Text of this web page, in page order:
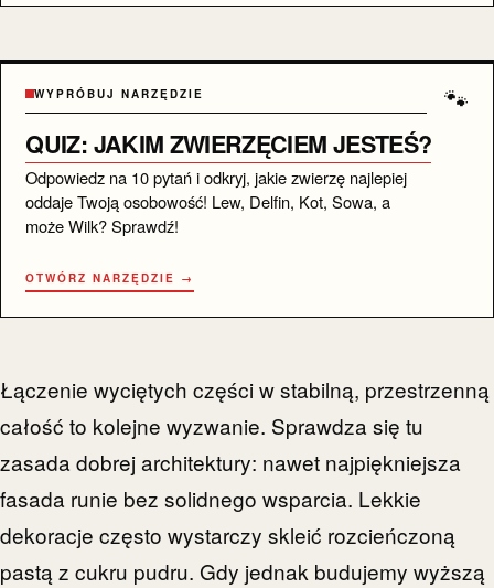
🐾
WYPRÓBUJ NARZĘDZIE
QUIZ: JAKIM ZWIERZĘCIEM JESTEŚ?
Odpowiedz na 10 pytań i odkryj, jakie zwierzę najlepiej
oddaje Twoją osobowość! Lew, Delfin, Kot, Sowa, a
może Wilk? Sprawdź!
OTWÓRZ NARZĘDZIE →
Łączenie wyciętych części w stabilną, przestrzenną
całość to kolejne wyzwanie. Sprawdza się tu
zasada dobrej architektury: nawet najpiękniejsza
fasada runie bez solidnego wsparcia. Lekkie
dekoracje często wystarczy skleić rozcieńczoną
pastą z cukru pudru. Gdy jednak budujemy wyższą